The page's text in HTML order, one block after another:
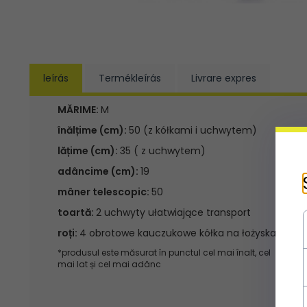
leírás Termékleírás Livrare expres
MĂRIME: M
înălțime (cm): 50 (z kółkami i uchwytem)
lățime (cm): 35 ( z uchwytem)
adâncime (cm): 19
mâner telescopic: 50
toartă: 2 uchwyty ułatwiające transport
roți: 4 obrotowe kauczukowe kółka na łożyskach
*produsul este măsurat în punctul cel mai înalt, cel
mai lat și cel mai adânc